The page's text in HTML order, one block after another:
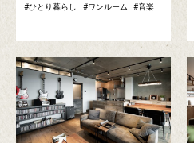
ひとり暮らし ワンルーム 音楽